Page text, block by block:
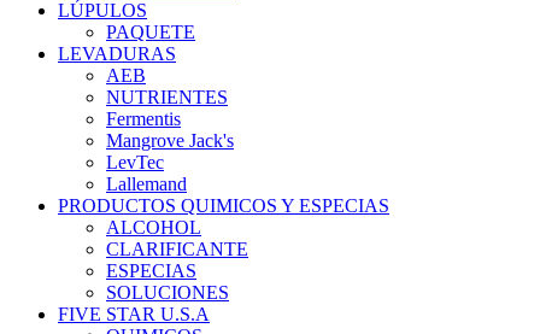
LÚPULOS
PAQUETE
LEVADURAS
AEB
NUTRIENTES
Fermentis
Mangrove Jack's
LevTec
Lallemand
PRODUCTOS QUIMICOS Y ESPECIAS
ALCOHOL
CLARIFICANTE
ESPECIAS
SOLUCIONES
FIVE STAR U.S.A